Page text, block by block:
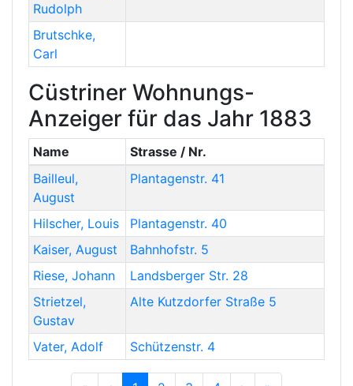
Rudolph
Brutschke,
Carl
Cüstriner Wohnungs-
Anzeiger für das Jahr 1883
Name
Strasse / Nr.
Bailleul,
August
Plantagenstr. 41
Hilscher, Louis
Plantagenstr. 40
Kaiser, August
Bahnhofstr. 5
Riese, Johann
Landsberger Str. 28
Strietzel,
Gustav
Alte Kutzdorfer Straße 5
Vater, Adolf Schützenstr. 4